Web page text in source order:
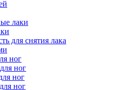
лаки
для снятия лака
ног
ног
ног
ног